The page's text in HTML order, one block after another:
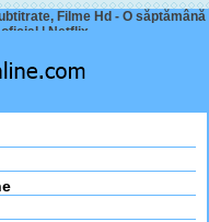
Filme Hd - O săptămână
| Netflix